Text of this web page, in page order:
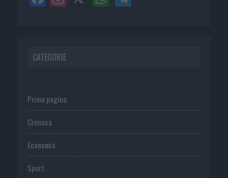
CATEGORIE
Prima pagina
Cronaca
Economia
Sport